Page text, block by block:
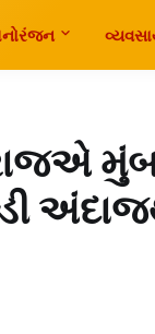
રાજએ